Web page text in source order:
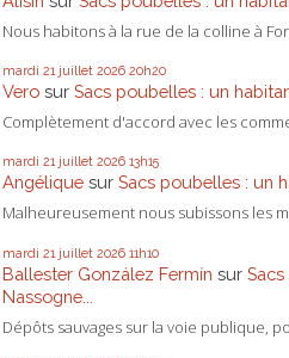
Nous habitons à la rue de la colline à
mardi 21 juillet 2026 20h20
Vero sur Sacs poubelles : un
Complètement d'accord avec les
mardi 21 juillet 2026 13h15
Angélique sur Sacs poubelles : un
Malheureusement nous subissons les
mardi 21 juillet 2026 11h10
Ballester González Fermín sur
Nassogne...
Dépôts sauvages sur la voie publique,